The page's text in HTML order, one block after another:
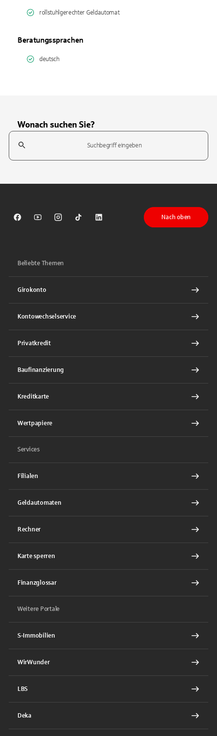
rollstuhlgerechter Geldautomat
Beratungssprachen
deutsch
Wonach suchen Sie?
Suchfeld
Sparkasse auf Facebook
Sparkasse auf Youtube
Sparkasse auf Instagram
Sparkasse auf TikTok
Sparkasse auf LinkedIn
Nach oben
Beliebte Themen
Girokonto
Kontowechselservice
Privatkredit
Baufinanzierung
Kreditkarte
Wertpapiere
Services
Filialen
Geldautomaten
Rechner
Karte sperren
Finanzglossar
Weitere Portale
S-Immobilien
WirWunder
LBS
Deka